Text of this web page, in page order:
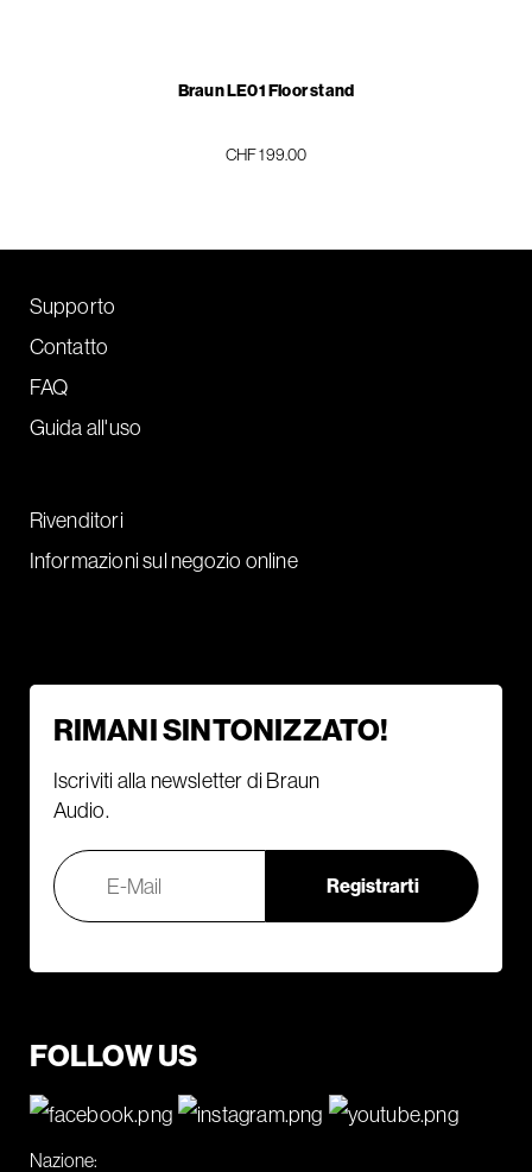
Braun LE01 Floor stand
CHF 199.00
Supporto
Contatto
FAQ
Guida all'uso
Rivenditori
Informazioni sul negozio online
RIMANI SINTONIZZATO!
Iscriviti alla newsletter di Braun
Audio.
FOLLOW US
Nazione: